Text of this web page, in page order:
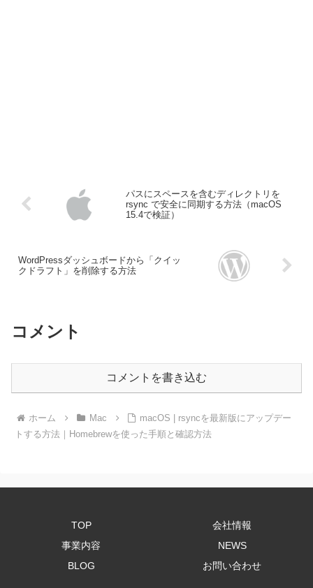
パスにスペースを含むディレクトリを
rsync で安全に同期する方法（macOS
15.4で検証）
WordPressダッシュボードから「クイッ
クドラフト」を削除する方法
コメント
コメントを書き込む
ホーム Mac
macOS | rsyncを最新版にアップデー
トする方法｜Homebrewを使った手順と確認方法
TOP
会社情報
事業内容
NEWS
BLOG
お問い合わせ